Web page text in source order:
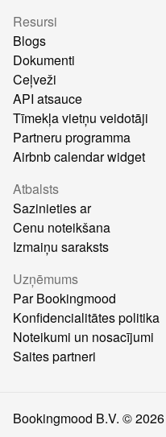
Resursi
Blogs
Dokumenti
Ceļveži
API atsauce
Tīmekļa vietņu veidotāji
Partneru programma
Airbnb calendar widget
Atbalsts
Sazinieties ar
Cenu noteikšana
Izmaiņu saraksts
Uzņēmums
Par Bookingmood
Konfidencialitātes politika
Noteikumi un nosacījumi
Saites partneri
Bookingmood B.V. ©2026